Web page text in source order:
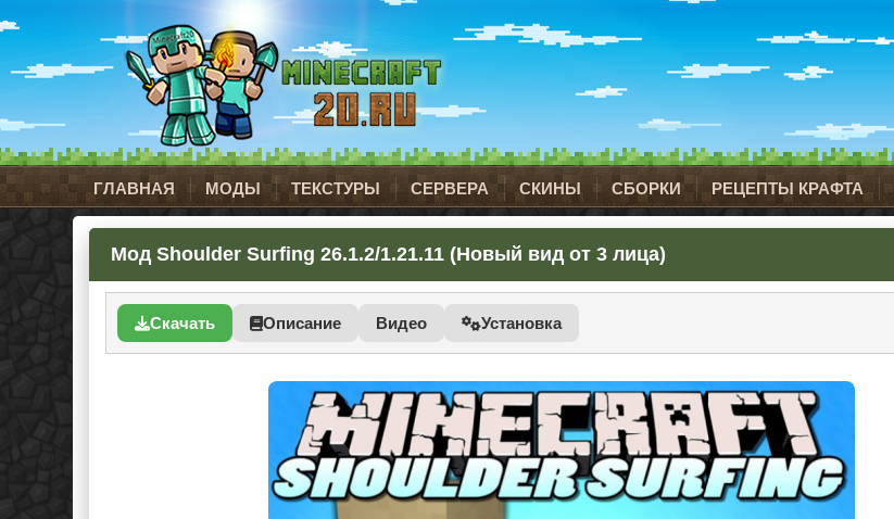
ГЛАВНАЯ МОДЫ ТЕКСТУРЫ СЕРВЕРА СКИНЫ СБОРКИ РЕЦЕПТЫ КРАФТА
Мод Shoulder Surfing 26.1.2/1.21.11 (Новый вид от 3 лица)
Скачать Описание Видео Установка